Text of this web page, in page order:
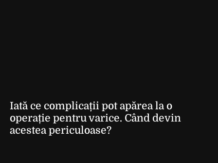
Iată ce complicații pot apărea la o
operație pentru varice. Când devin
acestea periculoase?